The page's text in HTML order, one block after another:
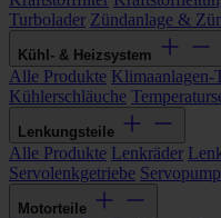
Turbolader Zündanlage &
Kühl- & Heizsystem
Alle Produkte Klimaanlagen-
Kühlerschläuche
Lenkungsteile
Alle Produkte Lenkräder
Servolenkgetriebe
Motorteile